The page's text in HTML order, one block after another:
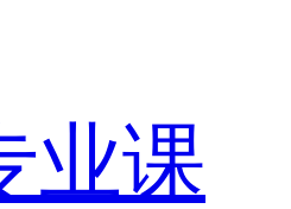
业课